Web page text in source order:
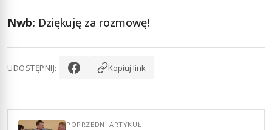
Nwb: Dziękuję za rozmowę!
UDOSTĘPNIJ: Kopiuj link
POPRZEDNI ARTYKUŁ